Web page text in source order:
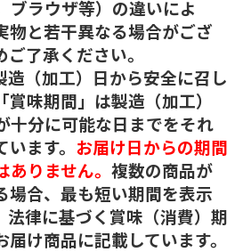
ブラウザ等）の違いによ
物と若干異なる場合がござ
了承ください。
造（加工）日から安全に召し
味期間」は製造（加工）
十分に可能な日までをそれ
ます。 お届け日からの期間
りません。 複数の商品が
場合、最も短い期間を表示
法律に基づく賞味（消費）期
け商品に記載しています。